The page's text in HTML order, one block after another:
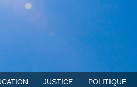
JUSTICE POLITIQUE